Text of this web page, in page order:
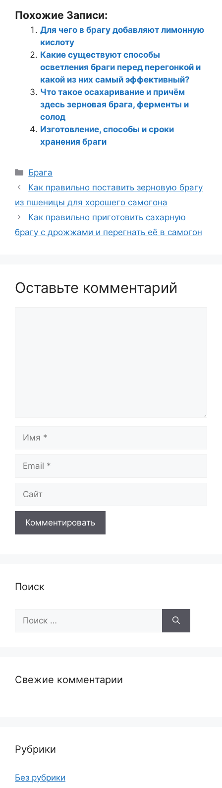
Похожие Записи:
Для чего в брагу добавляют лимонную
кислоту
Какие существуют способы
осветления браги перед перегонкой и
какой из них самый эффективный?
Что такое осахаривание и причём
здесь зерновая брага, ферменты и
солод
Изготовление, способы и сроки
хранения браги
Рубрики
Брага
Как правильно поставить зерновую брагу
из пшеницы для хорошего самогона
Как правильно приготовить сахарную
брагу с дрожжами и перегнать её в самогон
Оставьте комментарий
Поиск
Свежие комментарии
Рубрики
Без рубрики